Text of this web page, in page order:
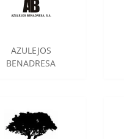
AZULEJOS
BENADRESA